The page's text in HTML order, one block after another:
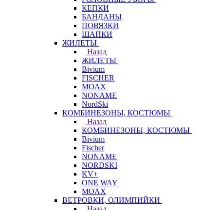
КЕПКИ
БАНДАНЫ
ПОВЯЗКИ
ШАПКИ
ЖИЛЕТЫ
Назад
ЖИЛЕТЫ
Bivium
FISCHER
MOAX
NONAME
NordSki
КОМБИНЕЗОНЫ, КОСТЮМЫ
Назад
КОМБИНЕЗОНЫ, КОСТЮМЫ
Bivium
Fischer
NONAME
NORDSKI
KV+
ONE WAY
MOAX
ВЕТРОВКИ, ОЛИМПИЙКИ